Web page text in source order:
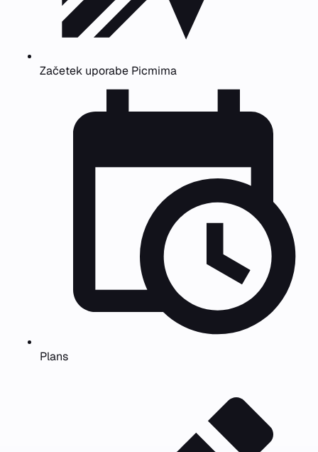
Začetek uporabe Picmima
Plans